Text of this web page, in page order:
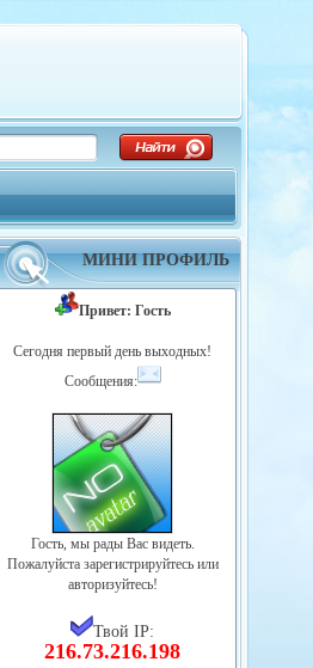
МИНИ ПРОФИЛЬ
Привет: Гость
Сегодня первый день выходных!
Сообщения:
Гость, мы рады Вас видеть.
Пожалуйста зарегистрируйтесь или
авторизуйтесь!
Твой IP:
216.73.216.198